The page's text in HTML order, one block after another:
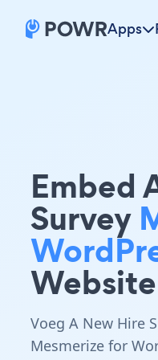
Apps
Embed
Survey
Website
Voeg A New Hire
Mesmerize for